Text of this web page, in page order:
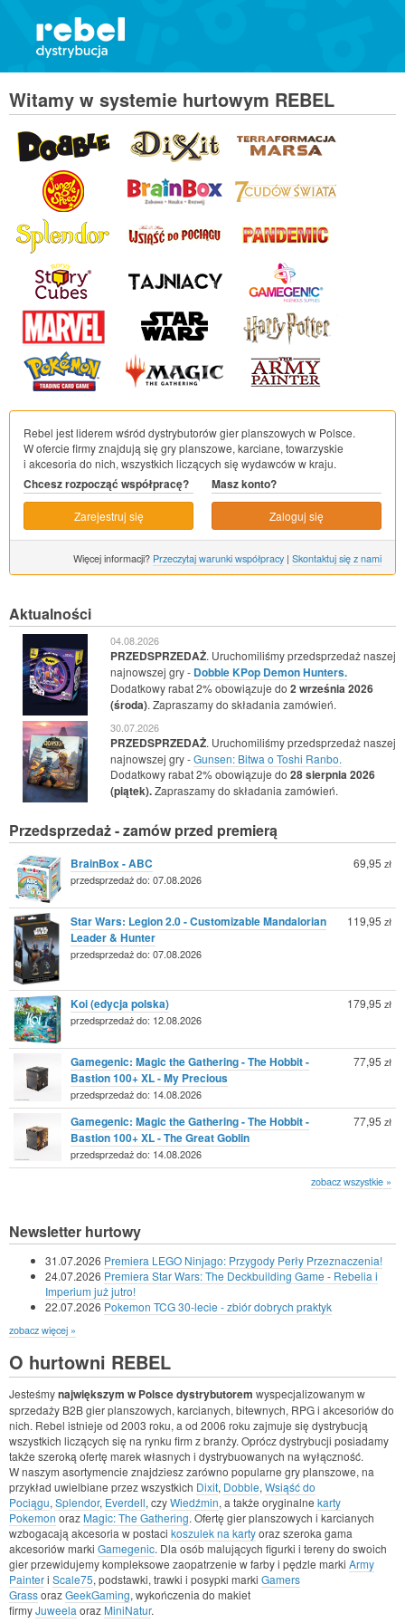
Witamy w systemie hurtowym REBEL
Rebel jest liderem wśród dystrybutorów gier planszowych w Polsce.
W ofercie firmy znajdują się gry planszowe, karciane, towarzyskie
i akcesoria do nich, wszystkich liczących się wydawców w kraju.
Chcesz rozpocząć współpracę?
Zarejestruj się
Masz konto?
Zaloguj się
Więcej informacji? Przeczytaj warunki współpracy | Skontaktuj się z nami
Aktualności
04.08.2026
PRZEDSPRZEDAŻ. Uruchomiliśmy przedsprzedaż naszej
najnowszej gry - Dobble KPop Demon Hunters.
Dodatkowy rabat 2% obowiązuje do 2 września 2026
(środa). Zapraszamy do składania zamówień.
30.07.2026
PRZEDSPRZEDAŻ. Uruchomiliśmy przedsprzedaż naszej
najnowszej gry -Gunsen: Bitwa o Toshi Ranbo.
Dodatkowy rabat 2% obowiązuje do 28 sierpnia 2026
(piątek).Zapraszamy do składania zamówień.
Przedsprzedaż - zamów przed premierą
BrainBox - ABC
przedsprzedaż do: 07.08.2026
69,95 zł
Star Wars: Legion 2.0 - Customizable Mandalorian
Leader & Hunter
przedsprzedaż do: 07.08.2026
119,95 zł
Koi (edycja polska)
przedsprzedaż do: 12.08.2026
179,95 zł
Gamegenic: Magic the Gathering - The Hobbit -
Bastion 100+ XL - My Precious
przedsprzedaż do: 14.08.2026
77,95 zł
Gamegenic: Magic the Gathering - The Hobbit -
Bastion 100+ XL - The Great Goblin
przedsprzedaż do: 14.08.2026
77,95 zł
zobacz wszystkie »
Newsletter hurtowy
31.07.2026 Premiera LEGO Ninjago: Przygody Perły Przeznaczenia!
24.07.2026 Premiera Star Wars: The Deckbuilding Game - Rebelia i
Imperium już jutro!
22.07.2026 Pokemon TCG 30-lecie - zbiór dobrych praktyk
zobacz więcej »
O hurtowni REBEL
Jesteśmynajwiększym w Polsce dystrybutorem wyspecjalizowanym w
sprzedaży B2B gier planszowych, karcianych, bitewnych, RPG i akcesoriów do
nich. Rebel istnieje od 2003 roku, a od 2006 roku zajmuje się dystrybucją
wszystkich liczących się na rynku firm z branży. Oprócz dystrybucji posiadamy
także szeroką ofertę marek własnych i dystrybuowanych na wyłączność.
W naszym asortymencie znajdziesz zarówno popularne gry planszowe, na
przykład uwielbiane przez wszystkich Dixit, Dobble, Wsiąść do
Pociągu, Splendor, Everdell, czyWiedźmin, a także oryginalne karty
Pokemon oraz Magic: The Gathering. Ofertę gier planszowych i karcianych
wzbogacają akcesoria w postaci koszulek na kartyoraz szeroka gama
akcesoriów marki Gamegenic. Dla osób malujących figurki i tereny do swoich
gier przewidujemy kompleksowe zaopatrzenie w farby i pędzle marki Army
Painteri Scale75, podstawki, trawki i posypki marki Gamers
GrassorazGeekGaming, wykończenia do makiet
firmyJuweela oraz MiniNatur.